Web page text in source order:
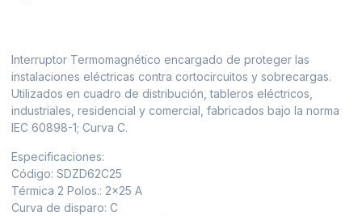
Interruptor Termomagnético encargado de proteger las
instalaciones eléctricas contra cortocircuitos y sobrecargas.
Utilizados en cuadro de distribución, tableros eléctricos,
industriales, residencial y comercial, fabricados bajo la norma
IEC 60898-1; Curva C.
Especificaciones:
Código: SDZD62C25
Térmica 2 Polos.: 2×25 A
Curva de disparo: C